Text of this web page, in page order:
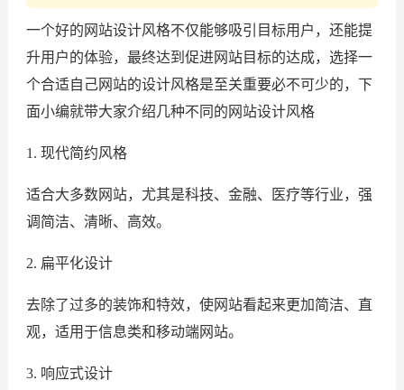
一个好的网站设计风格不仅能够吸引目标用户，还能提
升用户的体验，最终达到促进网站目标的达成，选择一
个合适自己网站的设计风格是至关重要必不可少的，下
面小编就带大家介绍几种不同的网站设计风格
1. 现代简约风格
适合大多数网站，尤其是科技、金融、医疗等行业，强
调简洁、清晰、高效。
2. 扁平化设计
去除了过多的装饰和特效，使网站看起来更加简洁、直
观，适用于信息类和移动端网站。
3. 响应式设计